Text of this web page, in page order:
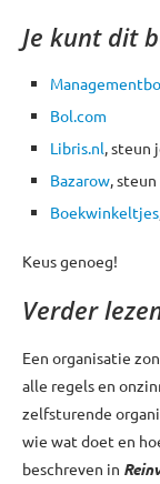
Je kunt dit
Bol.com
Libris.nl, steun
Bazarow,
Boekwinkeltjes
Keus genoeg!
Verder
Een organisatie
alle regels en
zelfsturende
wie wat doet en
beschreven in